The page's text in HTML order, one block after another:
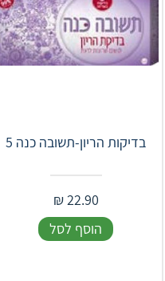
בדיקות הריון-תשובה כנה 5
22.90
₪
הוסף לסל